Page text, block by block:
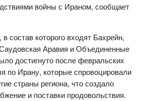
войны с Ираном, сообщает
состав которого входят Бахрейн,
Аравия и Объединенные
достигнуто после февральских
по Ирану, которые спровоцировали
страны региона, что создало
и поставки продовольствия.